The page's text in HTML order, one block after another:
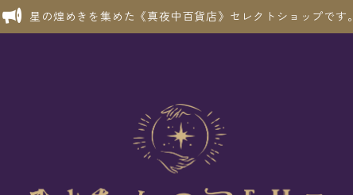
星の煌めきを集めた《真夜中百貨店》セレクトショップです。